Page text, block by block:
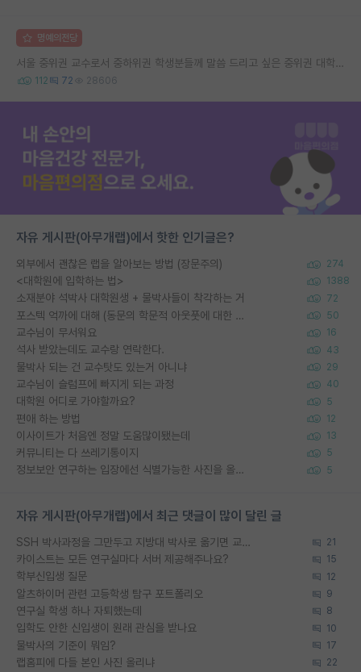
명예의전당
서울 중위권 교수로서 중하위권 학생분들께 말씀 드리고 싶은 중위권 대학 연구실의 강점
112 72 28606
자유 게시판(아무개랩)에서 핫한 인기글은?
외부에서 괜찮은 랩을 알아보는 방법 (장문주의) 274
<대학원에 입학하는 법> 1388
소재분야 석박사 대학원생 + 물박사들이 착각하는 거 72
포스텍 억까에 대해 (동문의 학문적 아웃풋에 대한 반박) 50
교수님이 무서워요 16
석사 받았는데도 교수랑 연락한다. 43
물박사 되는 건 교수탓도 있는거 아니냐 29
교수님이 슬럼프에 빠지게 되는 과정 40
대학원 어디로 가야할까요? 5
편애 하는 방법 12
이사이트가 처음엔 정말 도움많이됐는데 13
커뮤니티는 다 쓰레기통이지 5
정보보안 연구하는 입장에선 식별가능한 사진을 올리는건 비추이긴함 5
자유 게시판(아무개랩)에서 최근 댓글이 많이 달린 글
SSH 박사과정을 그만두고 지방대 박사로 옮기면 교수의 꿈은 끝일까요? 21
카이스트는 모든 연구실마다 서버 제공해주나요? 15
학부신입생 질문 12
알츠하이머 관련 고등학생 탐구 포트폴리오 9
연구실 학생 하나 자퇴했는데 8
입학도 안한 신입생이 원래 관심을 받나요 10
물박사의 기준이 뭐임? 17
랩홈피에 다들 본인 사진 올리냐 22